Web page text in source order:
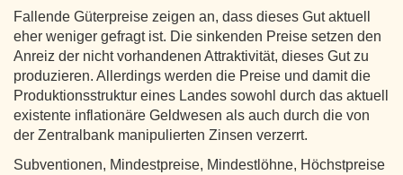
Fallende Güterpreise zeigen an, dass dieses Gut aktuell
eher weniger gefragt ist. Die sinkenden Preise setzen den
Anreiz der nicht vorhandenen Attraktivität, dieses Gut zu
produzieren. Allerdings werden die Preise und damit die
Produktionsstruktur eines Landes sowohl durch das aktuell
existente inflationäre Geldwesen als auch durch die von
der Zentralbank manipulierten Zinsen verzerrt.
Subventionen, Mindestpreise, Mindestlöhne, Höchstpreise